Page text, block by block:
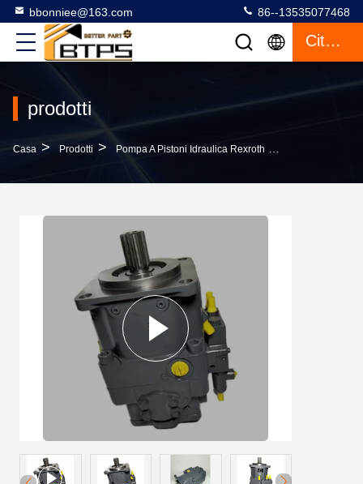
bbonniee@163.com 86--13535077468
Citazione
prodotti
Casa > Prodotti > Pompa A Pistoni Idraulica Rexroth >